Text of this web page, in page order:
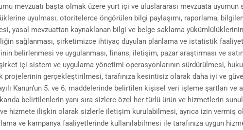
mevzuatı başta olmak üzere yurt içi ve uluslararası mevzuata uyumun
uyulması, otoritelerce öngörülen bilgi paylaşımı, raporlama,
yasal mevzuattan kaynaklanan bilgi ve belge saklama
sağlanması, şirketimizce ihtiyaç duyulan planlama ve istatistik
belirlenmesi ve uygulanması, finans, iletişim, pazar araştırması ve
içi sistem ve uygulama yönetimi operasyonlarının sürdürülmesi,
gerçekleştirilmesi, tarafınıza kesintisiz olarak daha iyi ve
Kanun’un 5. ve 6. maddelerinde belirtilen kişisel veri işleme şartları ve
belirtilenlerin yanı sıra sizlere özel her türlü ürün ve hizmetlerin
ve hizmete ilişkin olarak sizlerle iletişim kurulabilmesi, ayrıca izin vermiş
ve kampanya faaliyetlerinde kullanılabilmesi ile tarafınıza uygun